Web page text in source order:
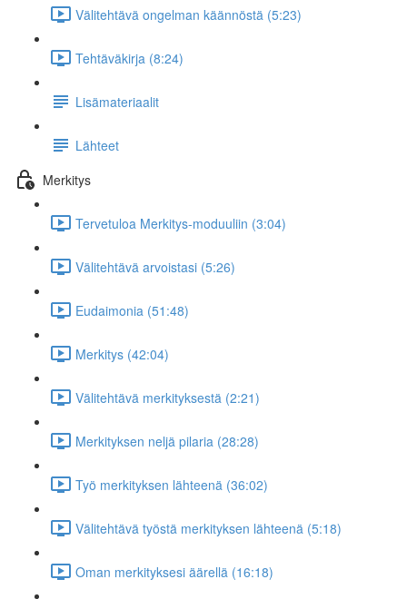
Välitehtävä ongelman käännöstä (5:23)
Tehtäväkirja (8:24)
Lisämateriaalit
Lähteet
Merkitys
Tervetuloa Merkitys-moduuliin (3:04)
Välitehtävä arvoistasi (5:26)
Eudaimonia (51:48)
Merkitys (42:04)
Välitehtävä merkityksestä (2:21)
Merkityksen neljä pilaria (28:28)
Työ merkityksen lähteenä (36:02)
Välitehtävä työstä merkityksen lähteenä (5:18)
Oman merkityksesi äärellä (16:18)